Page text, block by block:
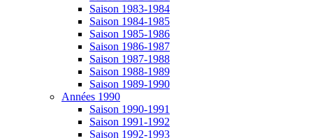
Saison 1983-1984
Saison 1984-1985
Saison 1985-1986
Saison 1986-1987
Saison 1987-1988
Saison 1988-1989
Saison 1989-1990
Années 1990
Saison 1990-1991
Saison 1991-1992
Saison 1992-1993